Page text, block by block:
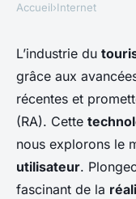
Comment
réalité
elles
utilisateur
tourisme ?
Accueil›Internet
L’industrie du
grâce aux
récentes et
(RA). Cette
nous explorons le
utilisateur.
fascinant de la